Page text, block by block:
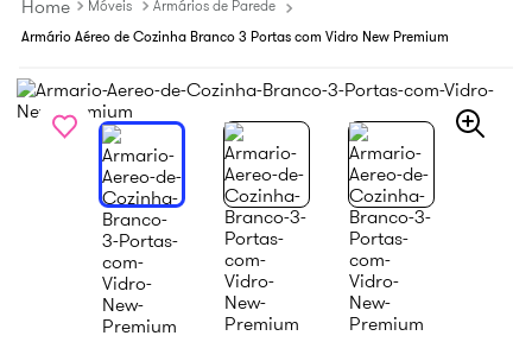
Móveis
Armários de Parede
Armário Aéreo de Cozinha Branco 3 Portas com Vidro New Premium